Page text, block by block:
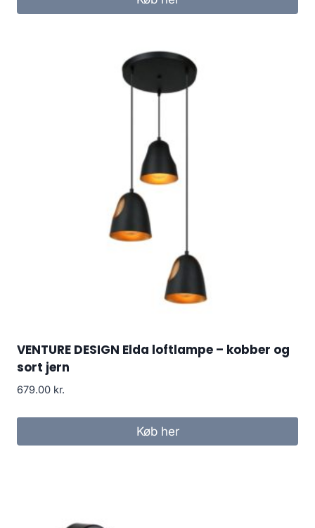
VENTURE DESIGN Elda loftlampe – kobber og
sort jern
679.00 kr.
Køb her